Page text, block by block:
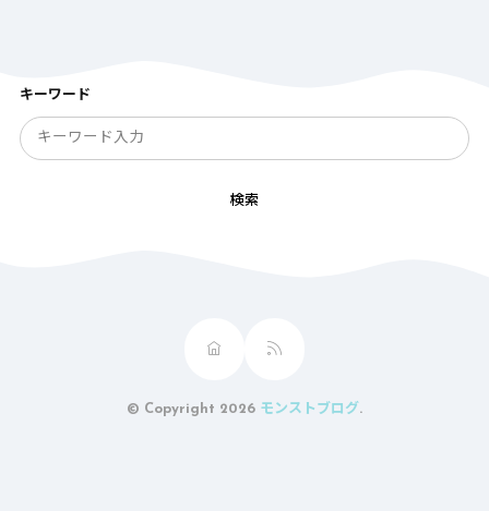
キーワード
検索
© Copyright 2026 モンストブログ .